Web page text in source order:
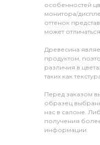
особенностей
монитора/
оттенок
может
Древесина
продуктом,
различия в
таких как
Перед заказом
образец
нас в салоне.
получения
информации.